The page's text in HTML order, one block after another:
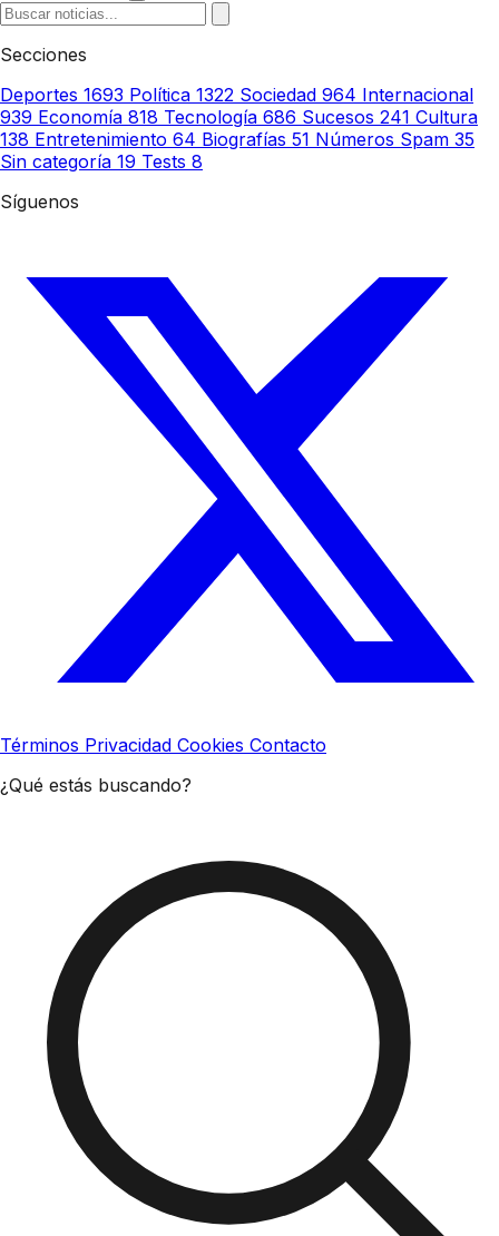
Secciones
Deportes 1693 Política 1322 Sociedad 964 Internacional
939 Economía 818 Tecnología 686 Sucesos 241 Cultura
138 Entretenimiento 64 Biografías 51 Números Spam 35
Sin categoría 19 Tests 8
Síguenos
Términos Privacidad Cookies Contacto
¿Qué estás buscando?